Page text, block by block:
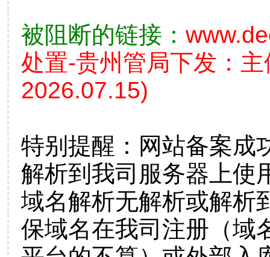
被阻断的链接：
处置-贵州管局下发：
2026.07.15)
特别提醒：网站备案成
解析到我司服务器上使
域名解析无解析或解析
保域名在我司注册（域